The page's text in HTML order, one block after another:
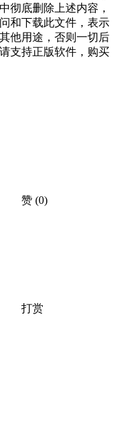
彻底删除上述内容，
和下载此文件，表示
他用途，否则一切后
支持正版软件，购买
赞 (0)
打赏